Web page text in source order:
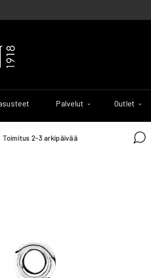
Palvelut Outlet
Toimitus 2-3 arkipäivää